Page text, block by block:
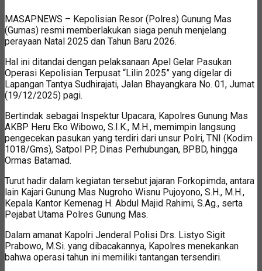
MASAPNEWS – Kepolisian Resor (Polres) Gunung Mas
(Gumas) resmi memberlakukan siaga penuh menjelang
perayaan Natal 2025 dan Tahun Baru 2026.
Hal ini ditandai dengan pelaksanaan Apel Gelar Pasukan
Operasi Kepolisian Terpusat “Lilin 2025” yang digelar di
Lapangan Tantya Sudhirajati, Jalan Bhayangkara No. 01, Jumat
(19/12/2025) pagi.
Bertindak sebagai Inspektur Upacara, Kapolres Gunung Mas
AKBP Heru Eko Wibowo, S.I.K., M.H., memimpin langsung
pengecekan pasukan yang terdiri dari unsur Polri, TNI (Kodim
1018/Gms), Satpol PP, Dinas Perhubungan, BPBD, hingga
Ormas Batamad.
Turut hadir dalam kegiatan tersebut jajaran Forkopimda, antara
lain Kajari Gunung Mas Nugroho Wisnu Pujoyono, S.H., M.H.,
Kepala Kantor Kemenag H. Abdul Majid Rahimi, S.Ag., serta
Pejabat Utama Polres Gunung Mas.
Dalam amanat Kapolri Jenderal Polisi Drs. Listyo Sigit
Prabowo, M.Si. yang dibacakannya, Kapolres menekankan
bahwa operasi tahun ini memiliki tantangan tersendiri.